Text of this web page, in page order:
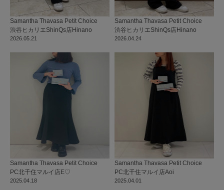
2026.05.21
Samantha Thavasa Petit Choice
渋谷ヒカリエShinQs店Hinano
2026.04.24
Samantha Thavasa Petit Choice
渋谷ヒカリエShinQs店Hinano
2025.04.18
Samantha Thavasa Petit Choice
PC北千住マルイ店E♡
2025.04.01
Samantha Thavasa Petit Choice
PC北千住マルイ店Aoi